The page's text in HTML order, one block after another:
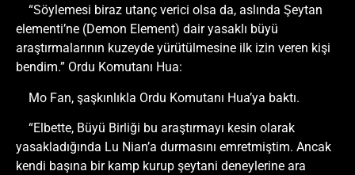
“Söylemesi biraz utanç verici olsa da, aslında Şeytan
elementi’ne (Demon Element) dair yasaklı büyü
araştırmalarının kuzeyde yürütülmesine ilk izin veren kişi
bendim.” Ordu Komutanı Hua:
Mo Fan, şaşkınlıkla Ordu Komutanı Hua’ya baktı.
“Elbette, Büyü Birliği bu araştırmayı kesin olarak
yasakladığında Lu Nian’a durmasını emretmiştim. Ancak
kendi başına bir kamp kurup şeytani deneylerine ara